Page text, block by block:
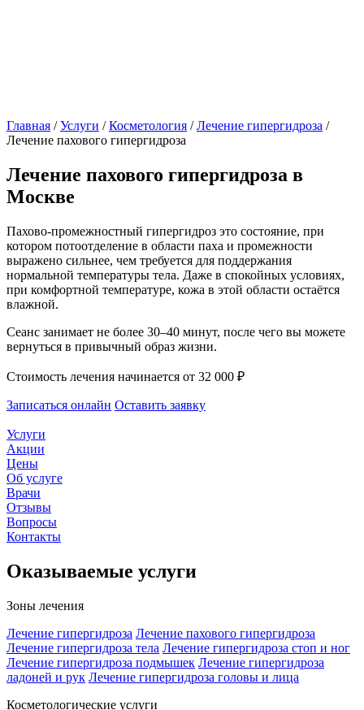
Главная /Услуги /Косметология /Лечение гипергидроза /
Лечение пахового гипергидроза
Лечение пахового гипергидроза в
Москве
Пахово-промежностный гипергидроз это состояние, при
котором потоотделение в области паха и промежности
выражено сильнее, чем требуется для поддержания
нормальной температуры тела. Даже в спокойных условиях,
при комфортной температуре, кожа в этой области остаётся
влажной.
Сеанс занимает не более 30–40 минут, после чего вы можете
вернуться в привычный образ жизни.
Стоимость лечения начинается от 32 000 ₽
Записаться онлайн Оставить заявку
Услуги
Акции
Цены
Об услуге
Врачи
Отзывы
Вопросы
Контакты
Оказываемые услуги
Зоны лечения
Лечение гипергидроза Лечение пахового гипергидроза
Лечение гипергидроза тела Лечение гипергидроза стоп и ног
Лечение гипергидроза подмышек Лечение гипергидроза
ладоней и рук Лечение гипергидроза головы и лица
Косметологические услуги